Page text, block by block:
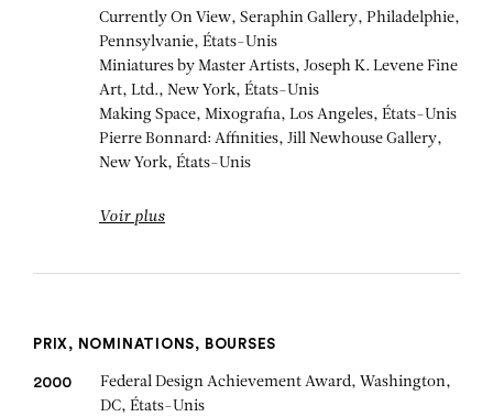
GEORGE SEGAL
Currently On View, Seraphin Gallery, Philadelphie,
Pennsylvanie, États-Unis
Miniatures by Master Artists, Joseph K. Levene Fine
Art, Ltd., New York, États-Unis
Making Space, Mixografia, Los Angeles, États-Unis
Pierre Bonnard: Affinities, Jill Newhouse Gallery,
New York, États-Unis
Voir plus
PRIX, NOMINATIONS, BOURSES
2000
Federal Design Achievement Award, Washington,
DC, États-Unis